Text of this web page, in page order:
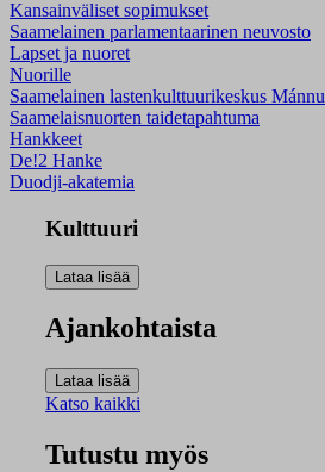
Kansainväliset sopimukset
Saamelainen parlamentaarinen neuvosto
Lapset ja nuoret
Nuorille
Saamelainen lastenkulttuurikeskus Mánnu
Saamelaisnuorten taidetapahtuma
Hankkeet
De!2 Hanke
Duodji-akatemia
Kulttuuri
Ajankohtaista
Katso kaikki
Tutustu myös